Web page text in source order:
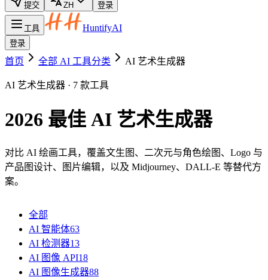
提交 ZH 登录
工具 HuntifyAI
登录
首页 全部 AI 工具分类 AI 艺术生成器
AI 艺术生成器 · 7 款工具
2026 最佳 AI 艺术生成器
对比 AI 绘画工具，覆盖文生图、二次元与角色绘图、Logo 与
产品图设计、图片编辑，以及 Midjourney、DALL-E 等替代方
案。
全部
AI 智能体63
AI 检测器13
AI 图像 API18
AI 图像生成器88